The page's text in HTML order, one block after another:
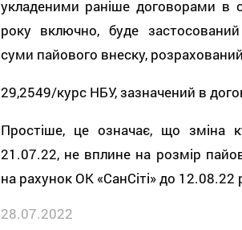
укладеними раніше договорами в
року включно, буде застосований
суми пайового внеску,
29,2549/курс НБУ, зазначений в
Простіше, це означає, що зміна
21.07.22, не вплине на розмір
на рахунок ОК «СанСіті» до 12.08.22
28.07.2022